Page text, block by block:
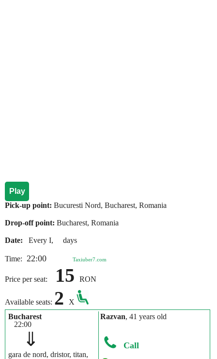
Play
Pick-up point: Bucuresti Nord, Bucharest, Romania
Drop-off point: Bucharest, Romania
Date: Every I, days
Time: 22:00 Taxiuber7.com
Price per seat: 15 RON
Available seats: 2
X
Bucharest
22:00
⇓
gara de nord, dristor, titan,
Razvan, 41 years old
Call